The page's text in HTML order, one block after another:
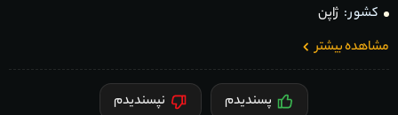
کشور : ژاپن
مشاهده بیشتر
پسندیدم نپسندیدم